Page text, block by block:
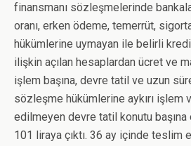
finansmanı sözleşmelerinde
oranı, erken ödeme, temerrüt,
hükümlerine uymayan ile belirli
ilişkin açılan hesaplardan ücret ve
işlem başına, devre tatil ve uzun
sözleşme hükümlerine aykırı işlem
edilmeyen devre tatil konutu başına
101 liraya çıktı. 36 ay içinde teslim